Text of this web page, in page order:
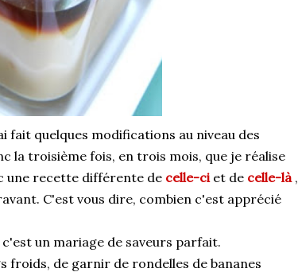
fait quelques modifications au niveau des
la troisième fois, en trois mois, que je réalise
une recette différente de celle-ciet de celle-là,
C'est vous dire, combien c'est apprécié
un mariage de saveurs parfait.
froids, de garnir de rondelles de bananes